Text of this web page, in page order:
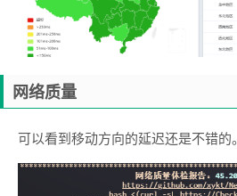
网络质量
可以看到移动方向的延迟还是不错的。